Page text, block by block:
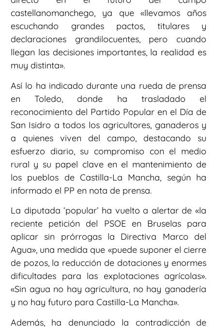
castellanomanchego, ya que «llevamos años
escuchando grandes pactos, titulares y
declaraciones grandilocuentes, pero cuando
llegan las decisiones importantes, la realidad es
muy distinta».
Así lo ha indicado durante una rueda de prensa
en Toledo, donde ha trasladado el
reconocimiento del Partido Popular en el Día de
San Isidro a todos los agricultores, ganaderos y
a quienes viven del campo, destacando su
esfuerzo diario, su compromiso con el medio
rural y su papel clave en el mantenimiento de
los pueblos de Castilla-La Mancha, según ha
informado el PP en nota de prensa.
La diputada ‘popular’ ha vuelto a alertar de «la
reciente petición del PSOE en Bruselas para
aplicar sin prórrogas la Directiva Marco del
Agua», una medida que «puede suponer el cierre
de pozos, la reducción de dotaciones y enormes
dificultades para las explotaciones agrícolas».
«Sin agua no hay agricultura, no hay ganadería
y no hay futuro para Castilla-La Mancha».
Además, ha denunciado la contradicción de